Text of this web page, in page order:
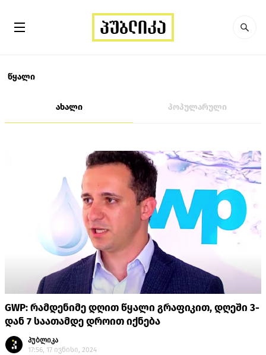
წყალი
ახალი პოპულარული
GWP: რამდენიმე დღით წყალი გრაფიკით, დღეში 3-
დან 7 საათამდე დროით იქნება
პუბლიკა
17:56, 17 ივნისი, 2024